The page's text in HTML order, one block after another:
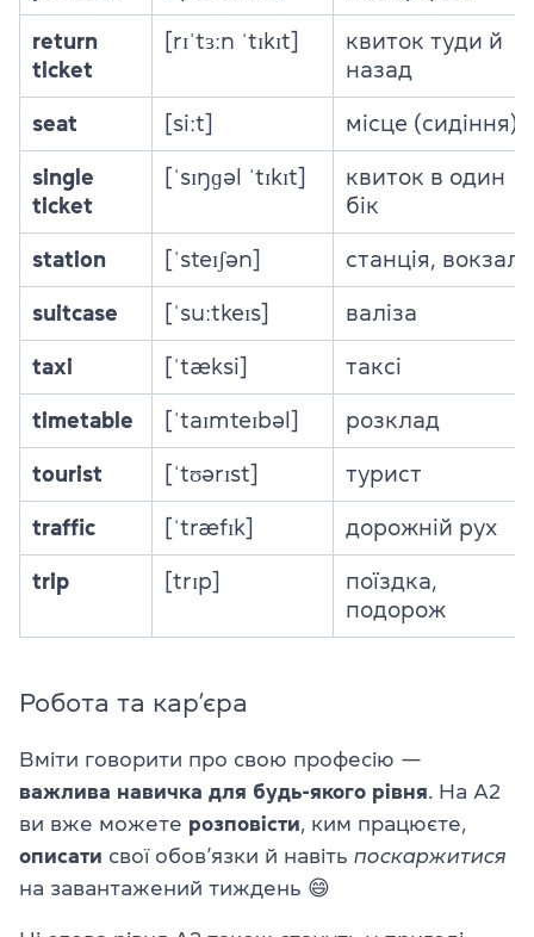
return
ticket
[rɪˈtɜːn ˈtɪkɪt]
квиток туди й
назад
seat [siːt] місце (сидіння)
single
ticket
[ˈsɪŋɡəl ˈtɪkɪt]
квиток в один
бік
station [ˈsteɪʃən] станція, вокзал
suitcase [ˈsuːtkeɪs] валіза
taxi [ˈtæksi] таксі
timetable [ˈtaɪmteɪbəl] розклад
tourist [ˈtʊərɪst] турист
traffic [ˈtræfɪk] дорожній рух
trip [trɪp]
поїздка,
подорож
Робота та кар’єра
Вміти говорити про свою професію —
важлива навичка для будь-якого рівня . На A2
ви вже можете розповісти , ким працюєте,
описати свої обов’язки й навіть поскаржитися
на завантажений тиждень 😄